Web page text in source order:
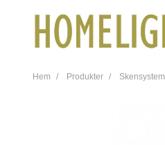
Hem Produkter Skensystem